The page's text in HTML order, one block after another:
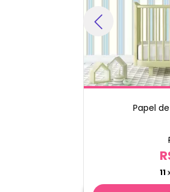
Papel
11